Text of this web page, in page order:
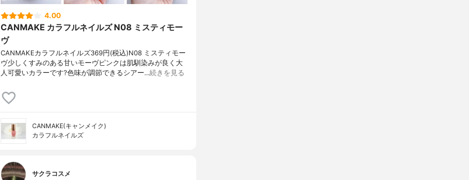
4.00
CANMAKE カラフルネイルズ N08 ミスティモー
ヴ
CANMAKEカラフルネイルズ369円(税込)N08 ミスティモー
ヴ少しくすみのある甘いモーヴピンクは肌馴染みが良く大
人可愛いカラーです?色味が調節できるシアー…続きを見る
CANMAKE(キャンメイク)
カラフルネイルズ
サクラコスメ